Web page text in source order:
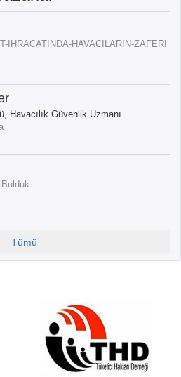
IHRACATINDA-HAVACILARIN-ZAFERI
Havacılık Güvenlik Uzmanı
Tümü